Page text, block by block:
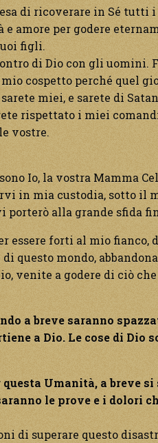
di ricoverare in Sé tutti
amore per godere
figli.
di Dio con gli
cospetto perché quel
sarete miei, e sarete di
rispettato i miei
vostre.
Io, la vostra Mamma
in mia custodia, sotto il
porterò alla grande sfida
essere forti al mio fianco,
di questo mondo,
venite a godere di ciò
a breve saranno
a Dio. Le cose di Dio
Umanità, a breve si
le prove e i dolori
di superare questo